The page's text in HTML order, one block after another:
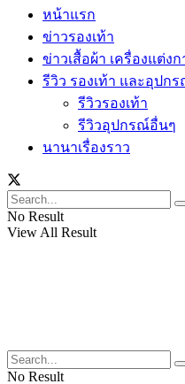
หน้าแรก
ข่าวรองเท้า
ข่าวเสื้อผ้า เครื่องแต่ง
รีวิว รองเท้า และอุปก
รีวิวรองเท้า
รีวิวอุปกรณ์อื่นๆ
นานาเรื่องราว
No Result
View All Result
No Result